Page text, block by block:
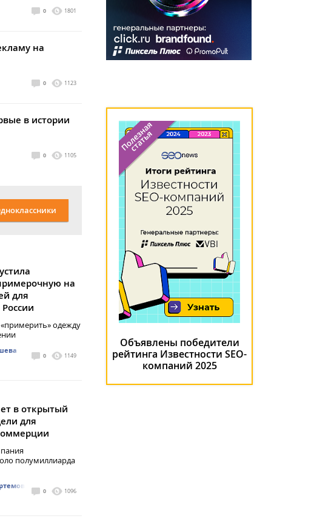
0 1801
на
0 1123
в истории
0 1105
на
для
одежду
0 1149
в открытый
для
полумиллиарда
0 1096
Объявлены победители
рейтинга Известности SEO-
компаний 2025